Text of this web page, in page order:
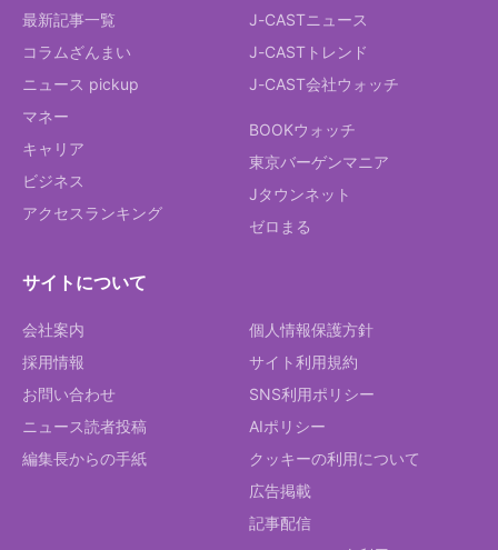
最新記事一覧
コラムざんまい
ニュース pickup
マネー
キャリア
ビジネス
アクセスランキング
J-CASTニュース
J-CASTトレンド
J-CAST会社ウォッチ
BOOKウォッチ
東京バーゲンマニア
Jタウンネット
ゼロまる
サイトについて
会社案内
採用情報
お問い合わせ
ニュース読者投稿
編集長からの手紙
個人情報保護方針
サイト利用規約
SNS利用ポリシー
AIポリシー
クッキーの利用について
広告掲載
記事配信